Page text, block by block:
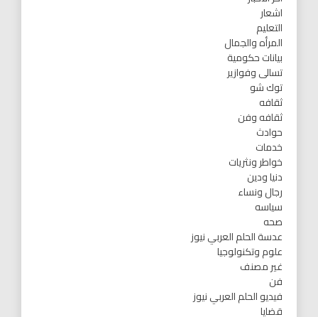
اشعار
التعليم
المرأه والجمال
بيانات حكومية
تسالى وفوازير
توك شو
ثقافه
ثقافه وفن
حوادث
خدمات
خواطر ونثريات
دنيا ودين
رجال ونساء
سياسه
صحه
عدسة الحلم العربي نيوز
علوم وتكنولوجيا
غير مصنف
فن
فيديو الحلم العربي نيوز
قضايا